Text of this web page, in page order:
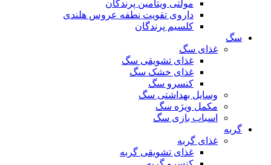
مولتی ویتامین پرندگان
داروی تقویت نطفه عروس هلندی
کلسیم پرندگان
سگ
غذای سگ
غذای تشویقی سگ
غذای خشک سگ
کنسرو سگ
وسایل بهداشتی سگ
مکمل ویژه سگ
اسباب بازی سگ
گربه
غذای گربه
غذای تشویقی گربه